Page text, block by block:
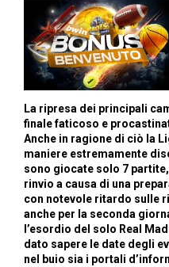
La ripresa dei principali
finale faticoso e
Anche in ragione di ciò la
maniere estremamente
sono giocate solo 7
rinvio a causa di una
con notevole ritardo sulle
anche per la seconda
l’esordio del solo Real
dato sapere le date degli
nel buio sia i portali